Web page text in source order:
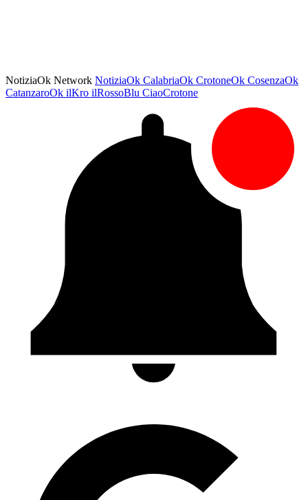
NotiziaOk Network NotiziaOk CalabriaOk CrotoneOk CosenzaOk
CatanzaroOk ilKro ilRossoBlu CiaoCrotone